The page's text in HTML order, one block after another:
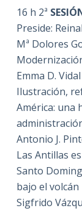
16 h 2ª
Preside:
Mª Dolores
Emma D.
Ilustración,
América: una
Antonio J.
Las Antillas
Santo
bajo el
Sigfrido